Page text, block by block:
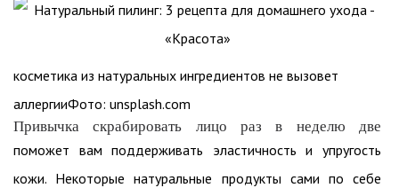
косметика из натуральных ингредиентов не вызовет
аллергииФото: unsplash.com
Привычка скрабировать лицо раз в неделю две
поможет вам поддерживать эластичность и упругость
кожи. Некоторые натуральные продукты сами по себе